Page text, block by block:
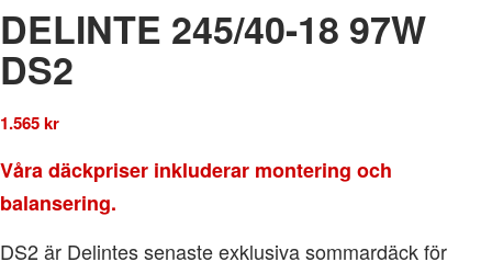
DELINTE 245/40-18 97W
DS2
1.565kr
Våra däckpriser inkluderar montering och
balansering.
DS2 är Delintes senaste exklusiva sommardäck för